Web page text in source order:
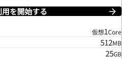
を開始する
仮想1Core
512MB
25GB